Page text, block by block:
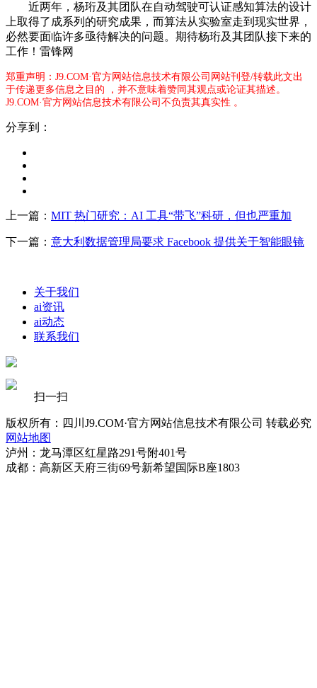
近两年，杨珩及其团队在自动驾驶可认证感知算法的设计
上取得了成系列的研究成果，而算法从实验室走到现实世界，
必然要面临许多亟待解决的问题。期待杨珩及其团队接下来的
工作！雷锋网
郑重声明：J9.COM·官方网站信息技术有限公司网站刊登/转载此文出
于传递更多信息之目的 ，并不意味着赞同其观点或论证其描述。
J9.COM·官方网站信息技术有限公司不负责其真实性 。
分享到：
上一篇： MIT 热门研究：AI 工具“带飞”科研，但也严重加
下一篇： 意大利数据管理局要求 Facebook 提供关于智能眼镜
关于我们
ai资讯
ai动态
联系我们
扫一扫
版权所有：四川J9.COM·官方网站信息技术有限公司 转载必究
网站地图
泸州：龙马潭区红星路291号附401号
成都：高新区天府三街69号新希望国际B座1803